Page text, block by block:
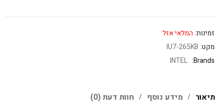
זמינות: המלאי אזל
מקט: IU7-265KB
Brands:
INTEL
תיאור מידע נוסף חוות דעת (0)